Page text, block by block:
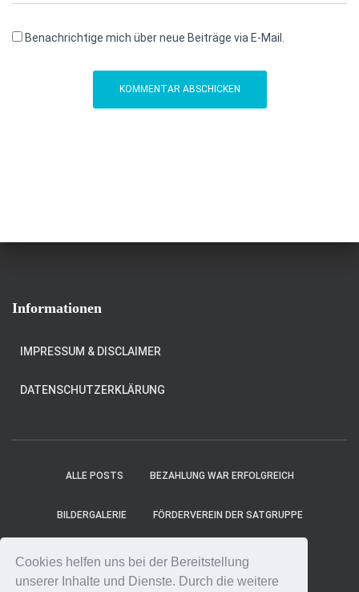
Cookies helfen uns bei der Bereitstellung
unserer Inhalte und Dienste. Durch die weitere
Benachrichtige mich über neue Beiträge via E-Mail.
Informationen
IMPRESSUM & DISCLAIMER
DATENSCHUTZERKLÄRUNG
ALLE POSTS BEZAHLUNG WAR ERFOLGREICH
BILDERGALERIE FÖRDERVEREIN DER SATGRUPPE
MITGLIEDER PROJEKT-TICKER